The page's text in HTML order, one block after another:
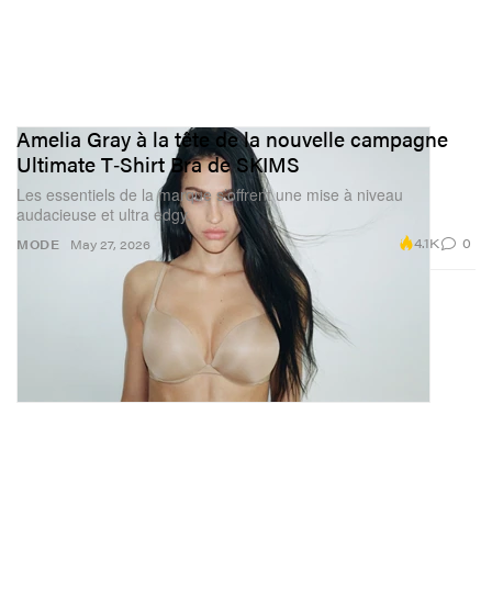
MODE
Amelia Gray à la tête de la nouvelle campagne
Ultimate T‑Shirt Bra de SKIMS
Les essentiels de la marque s’offrent une mise à niveau
audacieuse et ultra edgy.
May 27, 2026 4.1K 0